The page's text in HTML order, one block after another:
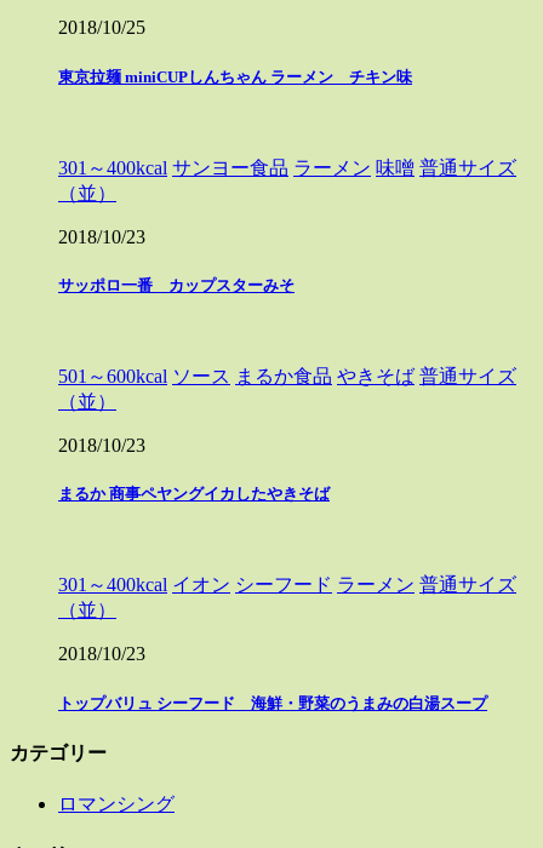
2018/10/25
東京拉麺 miniCUPしんちゃん ラーメン チキン味
301～400kcal サンヨー食品 ラーメン 味噌 普通サイズ
（並）
2018/10/23
サッポロ一番 カップスターみそ
501～600kcal ソース まるか食品 やきそば 普通サイズ
（並）
2018/10/23
まるか 商事ペヤングイカしたやきそば
301～400kcal イオン シーフード ラーメン 普通サイズ
（並）
2018/10/23
トップバリュ シーフード 海鮮・野菜のうまみの白湯スープ
カテゴリー
ロマンシング